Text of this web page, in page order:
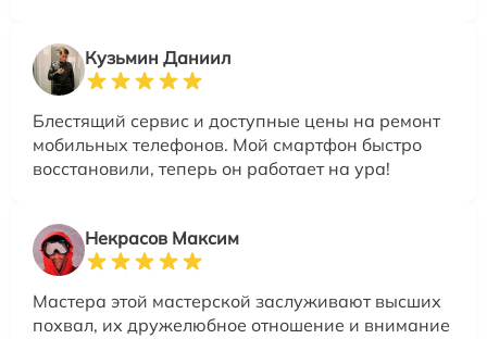
Кузьмин Даниил
Блестящий сервис и доступные цены на ремонт
мобильных телефонов. Мой смартфон быстро
восстановили, теперь он работает на ура!
Некрасов Максим
Мастера этой мастерской заслуживают высших
похвал, их дружелюбное отношение и внимание